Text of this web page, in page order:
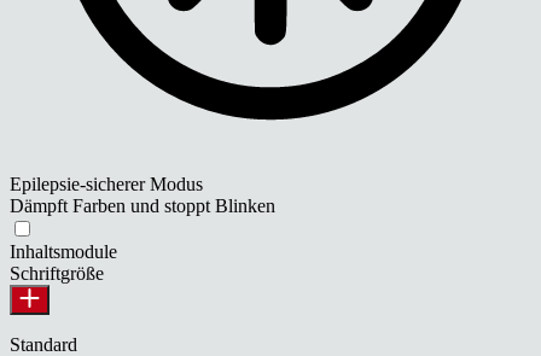
Epilepsie-sicherer Modus
Dämpft Farben und stoppt Blinken
Inhaltsmodule
Schriftgröße
Standard